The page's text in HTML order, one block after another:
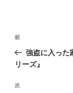
投
ナ
ゲ
前
の
投
前
強盗に入った
リーズ』
次
次